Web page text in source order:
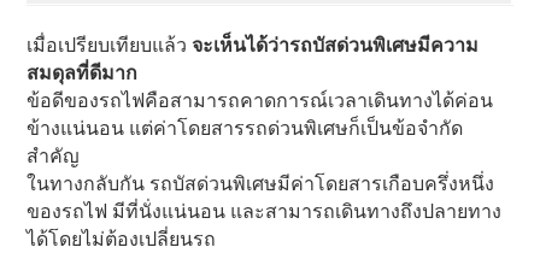
เมื่อเปรียบเทียบแล้วจะเห็นได้ว่ารถบัสด่วนพิเศษมีความ
สมดุลที่ดีมาก
ข้อดีของรถไฟคือสามารถคาดการณ์เวลาเดินทางได้ค่อน
ข้างแน่นอน แต่ค่าโดยสารรถด่วนพิเศษก็เป็นข้อจำกัด
สำคัญ
ในทางกลับกัน รถบัสด่วนพิเศษมีค่าโดยสารเกือบครึ่งหนึ่ง
ของรถไฟ มีที่นั่งแน่นอน และสามารถเดินทางถึงปลายทาง
ได้โดยไม่ต้องเปลี่ยนรถ